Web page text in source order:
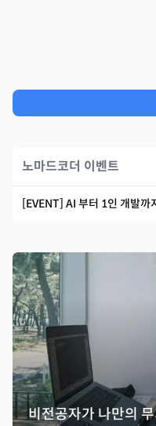
노마드코더 이벤트
[EVENT] AI 부터 1인 개발까
비전공자가 나만의